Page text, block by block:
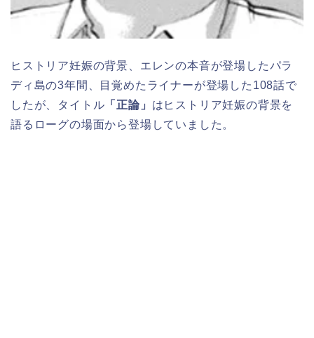
ヒストリア妊娠の背景、エレンの本音が登場したパラ
ディ島の3年間、目覚めたライナーが登場した108話で
したが、タイトル 「正論」 はヒストリア妊娠の背景を
語るローグの場面から登場していました。